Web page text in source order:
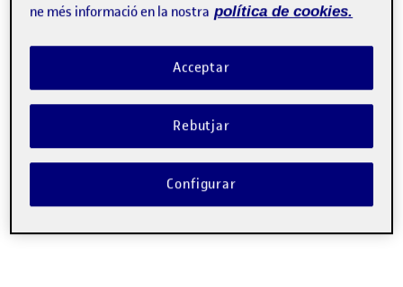
Aquí us deixo el meu procés de redisseny del sistema de
senyalística del festival ArenalSound, espero que us agradi!
ne més informació en la nostra política de cookies.
Rebutjar
Acceptar
Configurar